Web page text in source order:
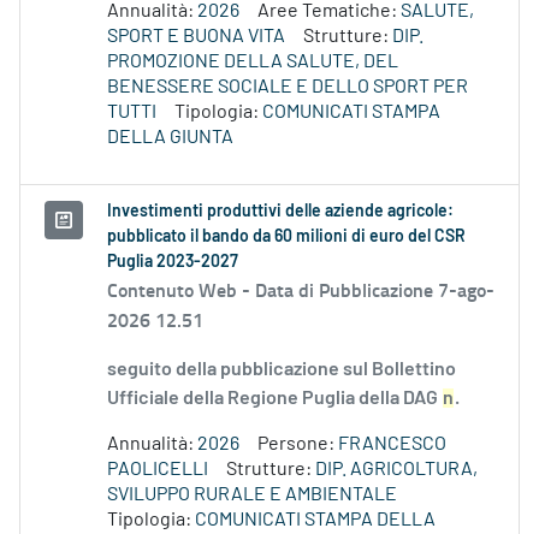
Annualità: 2026 Aree Tematiche: SALUTE,
SPORT E BUONA VITA
Strutture: DIP.
PROMOZIONE DELLA SALUTE, DEL
BENESSERE SOCIALE E DELLO SPORT PER
TUTTI
Tipologia: COMUNICATI STAMPA
DELLA GIUNTA
Investimenti produttivi delle aziende agricole:
pubblicato il bando da 60 milioni di euro del CSR
Puglia 2023-2027
Contenuto Web - Data di Pubblicazione 7-ago-
2026 12.51
seguito della pubblicazione sul Bollettino
Ufficiale della Regione Puglia della DAG n.
Annualità: 2026 Persone: FRANCESCO
PAOLICELLI
Strutture: DIP. AGRICOLTURA,
SVILUPPO RURALE E AMBIENTALE
Tipologia: COMUNICATI STAMPA DELLA